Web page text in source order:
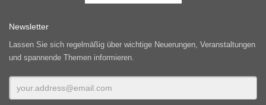
Newsletter
Lassen Sie sich regelmäßig über wichtige Neuerungen, Veranstaltungen
und spannende Themen informieren.